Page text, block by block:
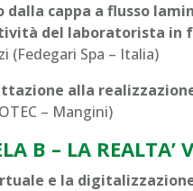
dalla cappa a flusso
del laboratorista in
(Fedegari Spa – Italia)
alla
– Mangini)
B – LA
e la